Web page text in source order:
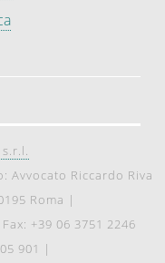
Avvocato Riccardo Riva
Roma |
Fax: +39 06 3751 2246
901 |